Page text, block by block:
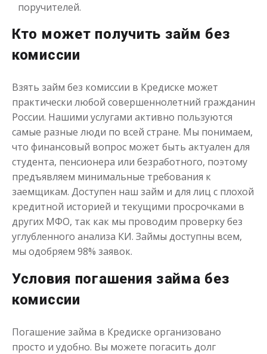
Деньги до зарплаты
Сумма до50 000₽
от 1до 21 дня
Получить
поручителей.
Кто может получить займ без
комиссии
Взять займ без комиссии в Кредиске может
практически любой совершеннолетний гражданин
России. Нашими услугами активно пользуются
самые разные люди по всей стране. Мы понимаем,
что финансовый вопрос может быть актуален для
студента, пенсионера или безработного, поэтому
предъявляем минимальные требования к
заемщикам. Доступен наш займ и для лиц с плохой
кредитной историей и текущими просрочками в
других МФО, так как мы проводим проверку без
углубленного анализа КИ. Займы доступны всем,
мы одобряем 98% заявок.
Условия погашения займа без
комиссии
Погашение займа в Кредиске организовано
просто и удобно. Вы можете погасить долг